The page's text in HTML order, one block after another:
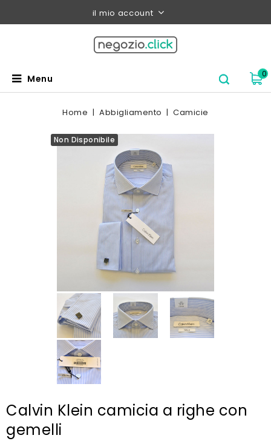
il mio account
0
Menu
Home Abbigliamento Camicie
Non Disponibile
Calvin Klein camicia a righe con
gemelli